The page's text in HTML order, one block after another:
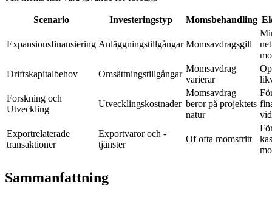
Scenario Investeringstyp Momsbehandling
Expansionsfinansiering Anläggningstillgångar Momsavdragsgill
Driftskapitalbehov
Omsättningstillgångar
Momsavdrag
varierar
Forskning och
Utveckling
Utvecklingskostnader
Momsavdrag
beror på projektets
natur
Exportrelaterade
transaktioner
Exportvaror och -
tjänster
Of ofta momsfritt
Sammanfattning